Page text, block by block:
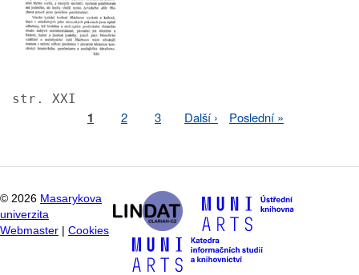
str. XXI
Page
1 Page
2 Page
3
Next
Další ›
Last
Poslední »
© 2026 Masarykova
univerzita
Webmaster | Cookies